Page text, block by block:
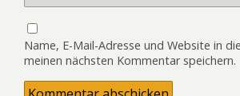
Name, E-Mail-Adresse und Website in
meinen nächsten Kommentar speichern.